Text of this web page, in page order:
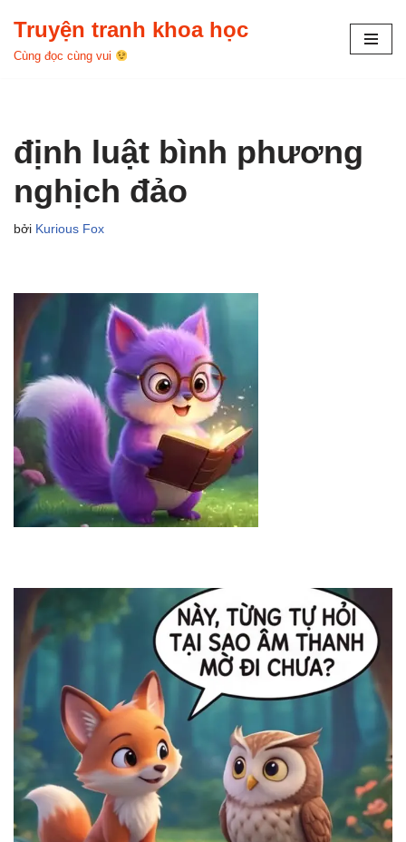
Chuyển
Truyện tranh khoa học
Cùng đọc cùng vui
định luật bình phương
nghịch đảo
bởi Kurious Fox